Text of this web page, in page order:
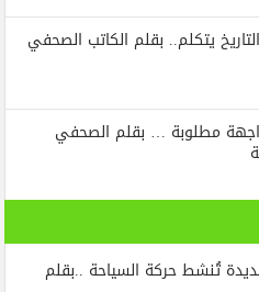
رسائل‭ ‬سيناء‭.. ‬والتاريخ‭ ‬يتكلم.. بقلم الكاتب الصحفي
مطلوبة … بقلم الصحفي
تُنشط حركة السياحة ..بقلم